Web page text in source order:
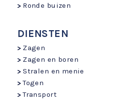
Ronde buizen
DIENSTEN
Zagen
Zagen en boren
Stralen en menie
Togen
Transport